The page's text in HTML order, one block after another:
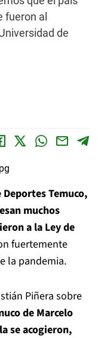
fueron al
de
Temuco,
muchos
a la Ley de
fuertemente
la pandemia.
Piñera sobre
de Marcelo
se acogieron,